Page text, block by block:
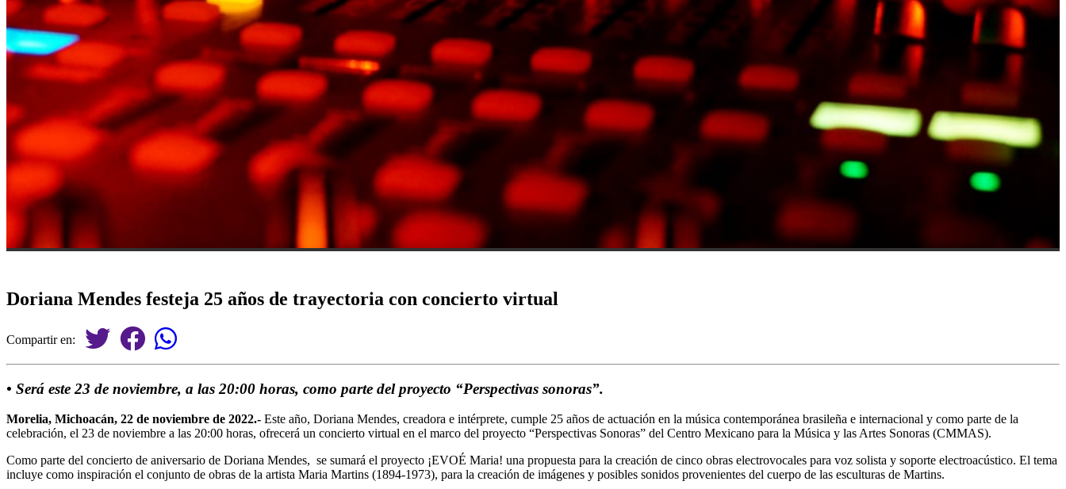
Doriana Mendes festeja 25 años de trayectoria con concierto virtual
Compartir en:
• Será este 23 de noviembre, a las 20:00 horas, como parte del proyecto “Perspectivas sonoras”.
Morelia, Michoacán, 22 de noviembre de 2022.- Este año, Doriana Mendes, creadora e intérprete, cumple 25 años de actuación en la música contemporánea brasileña e internacional y como parte de la
celebración, el 23 de noviembre a las 20:00 horas, ofrecerá un concierto virtual en el marco del proyecto “Perspectivas Sonoras” del Centro Mexicano para la Música y las Artes Sonoras (CMMAS).
Como parte del concierto de aniversario de Doriana Mendes, se sumará el proyecto ¡EVOÉ Maria! una propuesta para la creación de cinco obras electrovocales para voz solista y soporte electroacústico. El tema
incluye como inspiración el conjunto de obras de la artista Maria Martins (1894-1973), para la creación de imágenes y posibles sonidos provenientes del cuerpo de las esculturas de Martins.